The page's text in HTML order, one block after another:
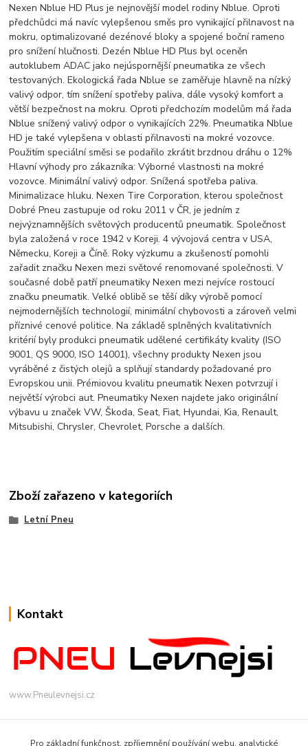
Nexen Nblue HD Plus je nejnovější model rodiny Nblue. Oproti
předchůdci má navíc vylepšenou směs pro vynikající přilnavost na
mokru, optimalizované dezénové bloky a spojené boční rameno
pro snížení hlučnosti. Dezén Nblue HD Plus byl oceněn
autoklubem ADAC jako nejúspornější pneumatika ze všech
testovaných. Ekologická řada Nblue se zaměřuje hlavně na nízký
valivý odpor, tím snížení spotřeby paliva, dále vysoký komfort a
větší bezpečnost na mokru. Oproti předchozím modelům má řada
Nblue snížený valivý odpor o vynikajících 22%. Pneumatika Nblue
HD je také vylepšena v oblasti přilnavosti na mokré vozovce.
Použitím speciální směsi se podařilo zkrátit brzdnou dráhu o 12%
Hlavní výhody pro zákazníka: Výborné vlastnosti na mokré
vozovce. Minimální valivý odpor. Snížená spotřeba paliva.
Minimalizace hluku. Nexen Tire Corporation, kterou společnost
Dobré Pneu zastupuje od roku 2011 v ČR, je jedním z
nejvýznamnějších světových producentů pneumatik. Společnost
byla založená v roce 1942 v Koreji. 4 vývojová centra v USA,
Německu, Koreji a Číně. Roky výzkumu a zkušeností pomohli
zařadit značku Nexen mezi světové renomované společnosti. V
současné době patří pneumatiky Nexen mezi nejvíce rostoucí
značku pneumatik. Velké oblibě se těší díky výrobě pomocí
nejmodernějších technologií, minimální chybovosti a zároveň velmi
příznivé cenové politice. Na základě splněných kvalitativních
kritérií byly produkci pneumatik udělené certifikáty kvality (ISO
9001, QS 9000, ISO 14001), všechny produkty Nexen jsou
vyráběné z čistých olejů a splňují standardy požadované pro
Evropskou unii. Prémiovou kvalitu pneumatik Nexen potvrzují i
největší výrobci aut. Pneumatiky Nexen najdete jako originální
výbavu u značek VW, Škoda, Seat, Fiat, Hyundai, Kia, Renault,
Mitsubishi, Chrysler, Chevrolet, Porsche a dalších.
Zboží zařazeno v kategoriích
Letní Pneu
Kontakt
www.Pneulevnejsi.cz
Pro základní funkčnost, zpříjemnění používání webu, analytické